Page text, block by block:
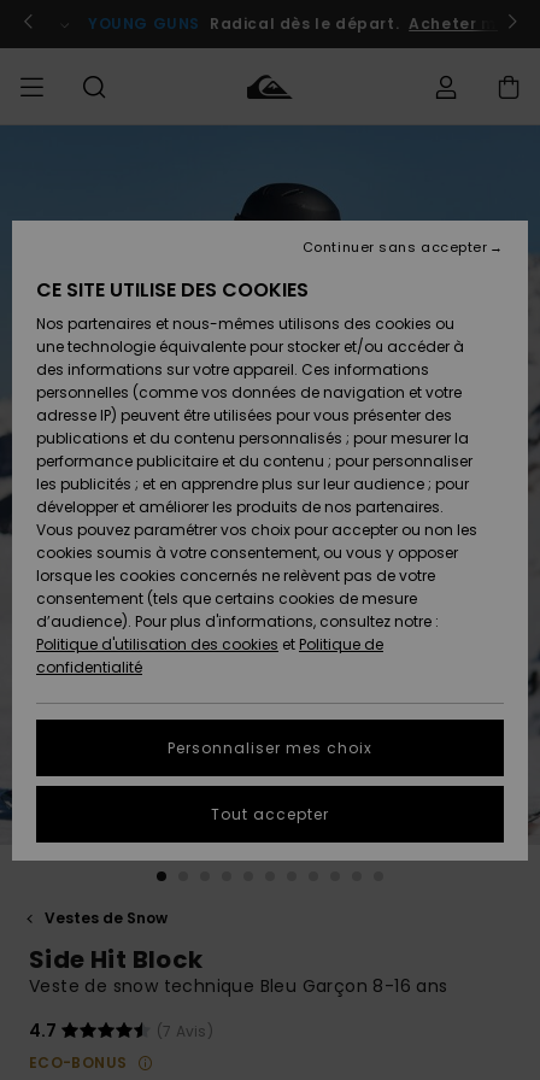
l'information
le
Se connecter / s'inscrire
YOUNG GUNS Radical dès le départ. Acheter
Chaussures
& Tongs
Surf
Snow
Nouveautés
A
Découvrir
Chaussures
& Tongs
Surf
Snow
Nouveautés
A
Découvrir
FEMME
A
Découvrir
Snow
SURF
Homme
Surf
Shop
Enfant
Highlights
Communauté
SNOW
Homme
Snow
Shop
Enfant
Snow
Shop
Femme
A
Découvrir
Communauté
OUTLET
Homme
Enfant
Outlet
Femme
AIDE &
CONTACT
commande
Retours
Paiement
Carte
Cadeau
Quiksilver
Freedom
Protection
des
tailles
plus rapide
à votre
question.
Démarrer
MAGASINS
QUIKSILVER
Vestes de Snow
Side Hit Block
Veste de snow technique Bleu Garçon 8-16 ans
4.7
(7 Avis)
ECO-BONUS
CE SITE UTILISE DES COOKIES
Nos partenaires et nous-mêmes utilisons des cookies ou
une technologie équivalente pour stocker et/ou accéder à
des informations sur votre appareil. Ces informations
personnelles (comme vos données de navigation et votre
adresse IP) peuvent être utilisées pour vous présenter des
publications et du contenu personnalisés ; pour mesurer la
performance publicitaire et du contenu ; pour personnaliser
les publicités ; et en apprendre plus sur leur audience ; pour
développer et améliorer les produits de nos partenaires.
Vous pouvez paramétrer vos choix pour accepter ou non les
cookies soumis à votre consentement, ou vous y opposer
lorsque les cookies concernés ne relèvent pas de votre
consentement (tels que certains cookies de mesure
d’audience). Pour plus d'informations, consultez notre :
Politique d'utilisation des cookies et Politique de
confidentialité
Personnaliser mes choix
Continuer sans accepter
Tout accepter